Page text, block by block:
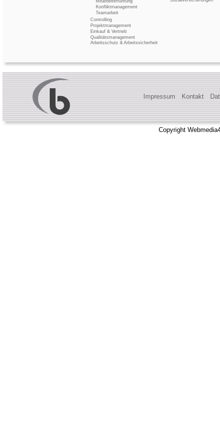
Mitarbeiterführung
Konfliktmanagement
Teamarbeit
Controlling
Projektmanagement
Einkauf & Vertrieb
Qualitätsmanagement
Arbeitsschutz & Arbeitssicherheit
Impressum Kontakt
Copyright